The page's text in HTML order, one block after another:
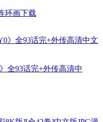
环画下载
全93话完+外传高清中